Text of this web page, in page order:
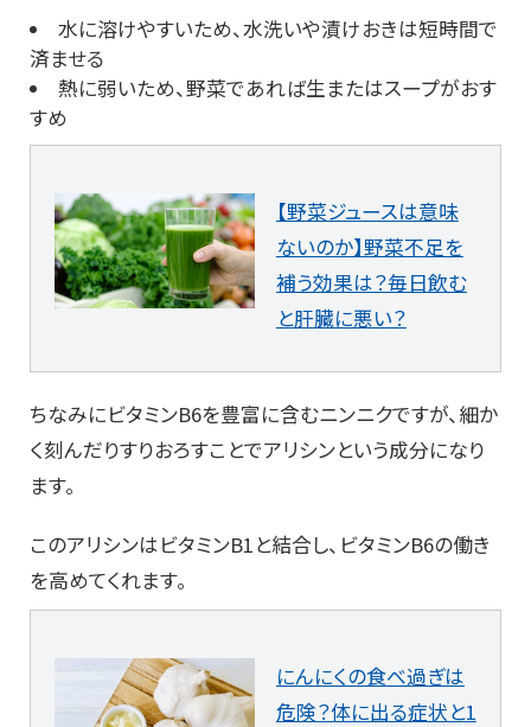
水に溶けやすいため、水洗いや漬けおきは短時間で
済ませる
熱に弱いため、野菜であれば生またはスープがおす
すめ
【野菜ジュースは意味
ないのか】野菜不足を
補う効果は？毎日飲む
と肝臓に悪い？
ちなみにビタミンB6を豊富に含むニンニクですが、細か
く刻んだりすりおろすことでアリシンという成分になり
ます。
このアリシンはビタミンB1と結合し、ビタミンB6の働き
を高めてくれます。
にんにくの食べ過ぎは
危険？体に出る症状と1